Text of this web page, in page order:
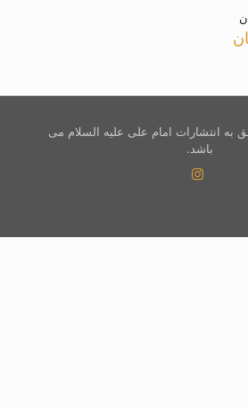
به انتشارات امام علی علیه السلام می
باشد.